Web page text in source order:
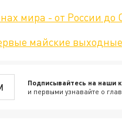
мира - от России
майские выходные
Подписывайтесь на наши
и первыми узнавайте о